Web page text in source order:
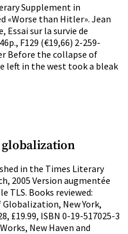
Supplement in
«Worse than Hitler». Jean
Essai sur la survie de
F129 (€19,66) 2-259-
Before the collapse of
left in the west took a bleak
globalization
in the Times Literary
2005 Version augmentée
TLS. Books reviewed:
New York,
£19.99, ISBN 0-19-517025-3
New Haven and